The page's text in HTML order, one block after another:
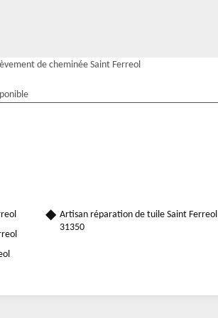
de cheminée Saint Ferreol
Artisan réparation de tuile Saint Ferreol
31350